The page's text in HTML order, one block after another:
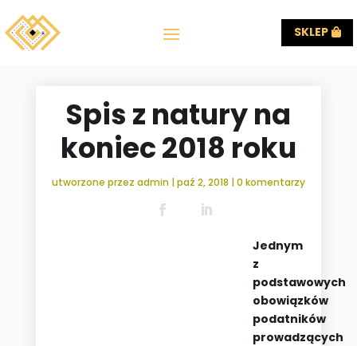
SKLEP
Spis z natury na
koniec 2018 roku
utworzone przez admin|paź 2, 2018 |0 komentarzy
Jednym
z
podstawowych
obowiązków
podatników
prowadzących